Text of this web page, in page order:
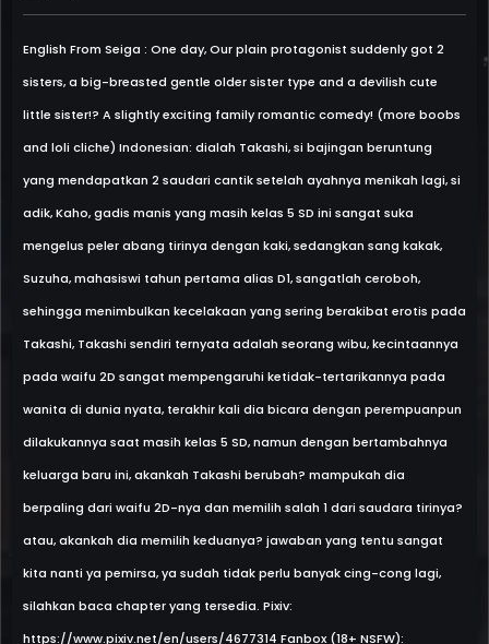
English From Seiga : One day, Our plain protagonist suddenly got 2
sisters, a big-breasted gentle older sister type and a devilish cute
little sister!? A slightly exciting family romantic comedy! (more boobs
and loli cliche) Indonesian: dialah Takashi, si bajingan beruntung
yang mendapatkan 2 saudari cantik setelah ayahnya menikah lagi, si
adik, Kaho, gadis manis yang masih kelas 5 SD ini sangat suka
mengelus peler abang tirinya dengan kaki, sedangkan sang kakak,
Suzuha, mahasiswi tahun pertama alias D1, sangatlah ceroboh,
sehingga menimbulkan kecelakaan yang sering berakibat erotis pada
Takashi, Takashi sendiri ternyata adalah seorang wibu, kecintaannya
pada waifu 2D sangat mempengaruhi ketidak-tertarikannya pada
wanita di dunia nyata, terakhir kali dia bicara dengan perempuanpun
dilakukannya saat masih kelas 5 SD, namun dengan bertambahnya
keluarga baru ini, akankah Takashi berubah? mampukah dia
berpaling dari waifu 2D-nya dan memilih salah 1 dari saudara tirinya?
atau, akankah dia memilih keduanya? jawaban yang tentu sangat
kita nanti ya pemirsa, ya sudah tidak perlu banyak cing-cong lagi,
silahkan baca chapter yang tersedia. Pixiv:
https://www.pixiv.net/en/users/4677314 Fanbox (18+ NSFW):